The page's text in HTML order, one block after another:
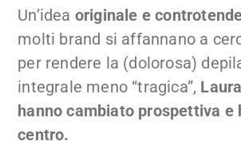
Un’idea originale e
molti brand si affannano a
per rendere la (dolorosa)
integrale meno “tragica”,
hanno cambiato prospettiva e
centro.